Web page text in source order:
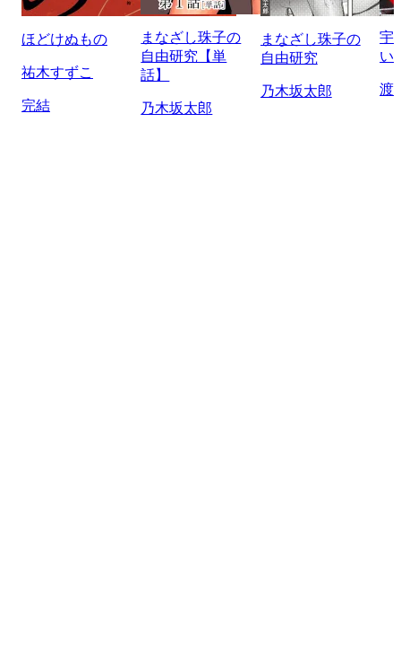
ほどけぬもの
祐木すずこ
完結
まなざし珠子の
自由研究【単
話】
乃木坂太郎
まなざし珠子の
自由研究
乃木坂太郎
宇
い
渡